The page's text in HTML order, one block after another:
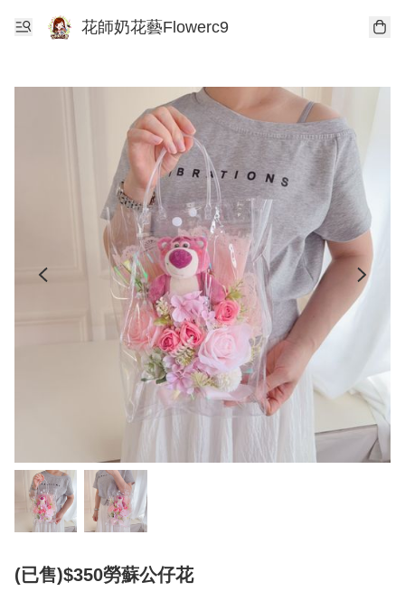
花師奶花藝Flowerc9
(已售)$350勞蘇公仔花